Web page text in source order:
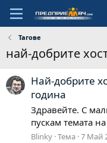
Тагове
най-добрите
Най-добрите
година
Здравейте. С
пускам темата
Blinky Тема 7 Май